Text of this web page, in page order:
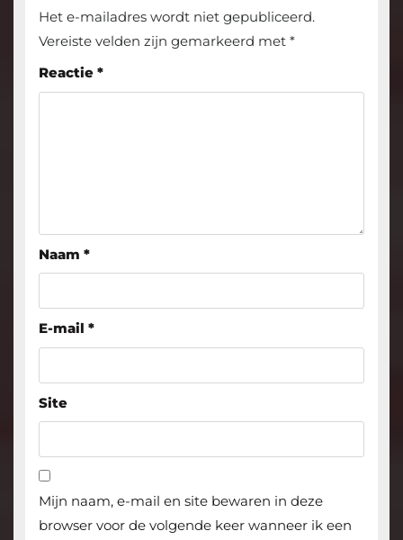
Het e-mailadres wordt niet gepubliceerd.
Vereiste velden zijn gemarkeerd met *
Reactie *
Naam *
E-mail *
Site
Mijn naam, e-mail en site bewaren in deze
browser voor de volgende keer wanneer ik een